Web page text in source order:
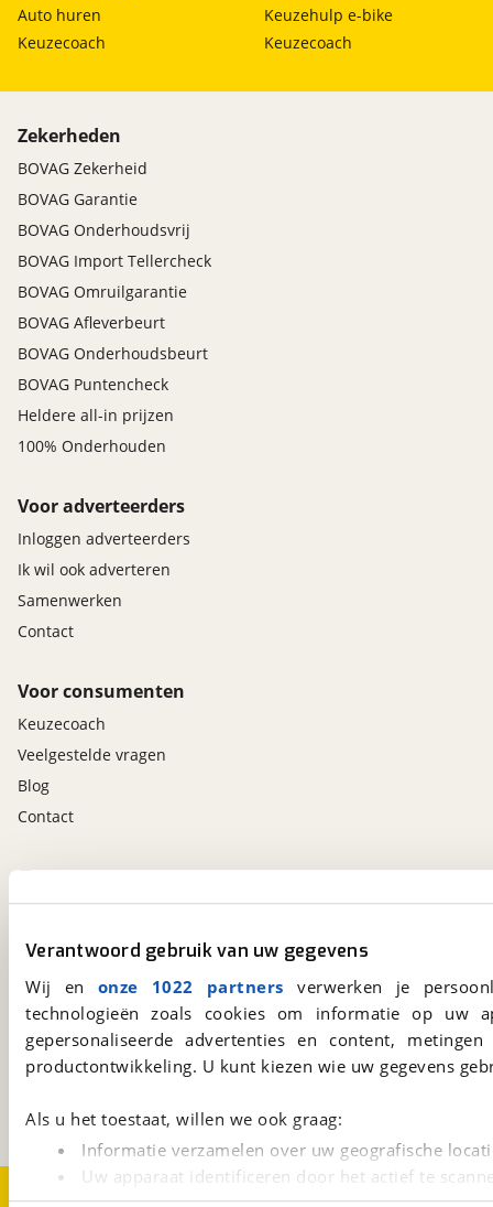
Verantwoord gebruik van uw gegevens
Wij en onze 1022 partners verwerken je
technologieën zoals cookies om informatie op
gepersonaliseerde advertenties en content,
productontwikkeling. U kunt kiezen wie uw gegevens
Als u het toestaat, willen we ook graag:
Informatie verzamelen over uw geografische
Uw apparaat identificeren door het actief te
Auto huren
Keuzecoach
Keuzehulp e-bike
Keuzecoach
Zekerheden
BOVAG Zekerheid
BOVAG Garantie
BOVAG Onderhoudsvrij
BOVAG Import Tellercheck
BOVAG Omruilgarantie
BOVAG Afleverbeurt
BOVAG Onderhoudsbeurt
BOVAG Puntencheck
Heldere all-in prijzen
100% Onderhouden
Voor adverteerders
Inloggen adverteerders
Ik wil ook adverteren
Samenwerken
Contact
Voor consumenten
Keuzecoach
Veelgestelde vragen
Blog
Contact
viaBOVAG.nl
Kosterijland
3981 AJBunnik
BOVAG
Download 'm nu.